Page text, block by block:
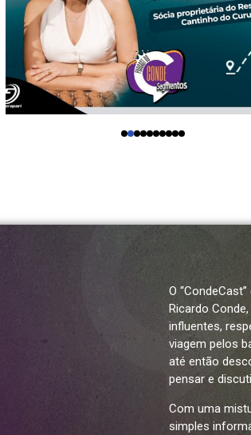
O
Ricardo
influentes,
viagem pelos
até então
pensar e
Com uma
simples